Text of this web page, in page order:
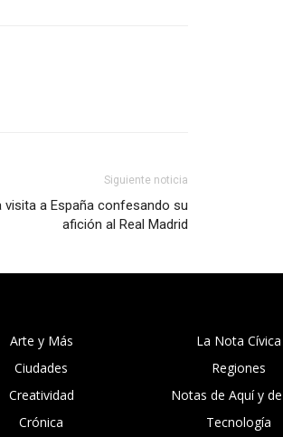
Siguiente noticia
visita a España confesando su
afición al Real Madrid
Arte y Más
Ciudades
Creatividad
Crónica
La Nota Cívica
Regiones
Notas de Aquí y
Tecnología